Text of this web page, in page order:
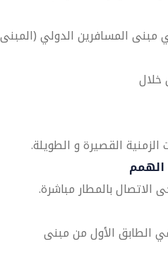
مبنى المسافرين الدولي (المبنى
خلال
القصيرة و الطويلة.
الهمم
الاتصال بالمطار مباشرة.
الطابق الأول من مبنى